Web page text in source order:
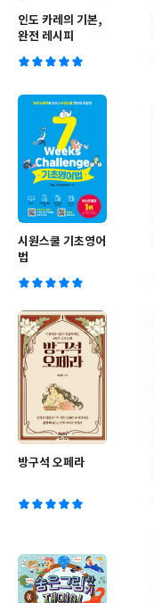
인도 카레의 기본,
완전 레시피
시원스쿨 기초영어
법
방구석 오페라